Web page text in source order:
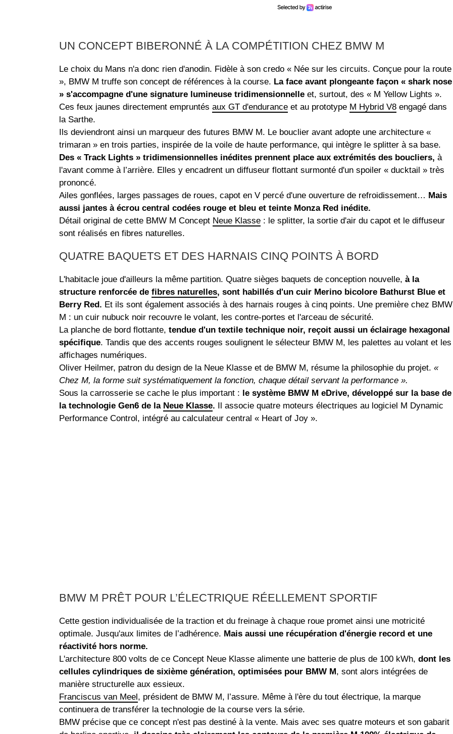
UN CONCEPT BIBERONNÉ À LA COMPÉTITION CHEZ BMW M
Le choix du Mans n'a donc rien d'anodin. Fidèle à son credo « Née sur les circuits. Conçue pour la route
», BMW M truffe son concept de références à la course. La face avant plongeante façon « shark nose
» s'accompagne d'une signature lumineuse tridimensionnelle et, surtout, des « M Yellow Lights ».
Ces feux jaunes directement empruntés aux GT d'endurance et au prototype M Hybrid V8 engagé dans
la Sarthe.
Ils deviendront ainsi un marqueur des futures BMW M. Le bouclier avant adopte une architecture «
trimaran » en trois parties, inspirée de la voile de haute performance, qui intègre le splitter à sa base.
Des « Track Lights » tridimensionnelles inédites prennent place aux extrémités des boucliers, à
l'avant comme à l’arrière. Elles y encadrent un diffuseur flottant surmonté d'un spoiler « ducktail » très
prononcé.
Ailes gonflées, larges passages de roues, capot en V percé d'une ouverture de refroidissement… Mais
aussi jantes à écrou central codées rouge et bleu et teinte Monza Red inédite.
Détail original de cette BMW M Concept Neue Klasse : le splitter, la sortie d'air du capot et le diffuseur
sont réalisés en fibres naturelles.
QUATRE BAQUETS ET DES HARNAIS CINQ POINTS À BORD
L'habitacle joue d'ailleurs la même partition. Quatre sièges baquets de conception nouvelle, à la
structure renforcée de fibres naturelles, sont habillés d'un cuir Merino bicolore Bathurst Blue et
Berry Red. Et ils sont également associés à des harnais rouges à cinq points. Une première chez BMW
M : un cuir nubuck noir recouvre le volant, les contre-portes et l'arceau de sécurité.
La planche de bord flottante, tendue d'un textile technique noir, reçoit aussi un éclairage hexagonal
spécifique. Tandis que des accents rouges soulignent le sélecteur BMW M, les palettes au volant et les
affichages numériques.
Oliver Heilmer, patron du design de la Neue Klasse et de BMW M, résume la philosophie du projet. «
Chez M, la forme suit systématiquement la fonction, chaque détail servant la performance ».
Sous la carrosserie se cache le plus important : le système BMW M eDrive, développé sur la base de
la technologie Gen6 de la Neue Klasse. Il associe quatre moteurs électriques au logiciel M Dynamic
Performance Control, intégré au calculateur central « Heart of Joy ».
BMW M PRÊT POUR L’ÉLECTRIQUE RÉELLEMENT SPORTIF
Cette gestion individualisée de la traction et du freinage à chaque roue promet ainsi une motricité
optimale. Jusqu'aux limites de l’adhérence. Mais aussi une récupération d'énergie record et une
réactivité hors norme.
L'architecture 800 volts de ce Concept Neue Klasse alimente une batterie de plus de 100 kWh, dont les
cellules cylindriques de sixième génération, optimisées pour BMW M, sont alors intégrées de
manière structurelle aux essieux.
Franciscus van Meel, président de BMW M, l’assure. Même à l'ère du tout électrique, la marque
continuera de transférer la technologie de la course vers la série.
BMW précise que ce concept n'est pas destiné à la vente. Mais avec ses quatre moteurs et son gabarit